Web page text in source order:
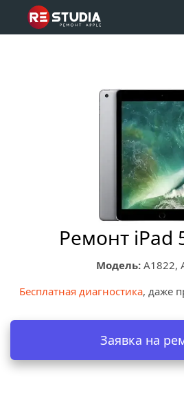
Ремонт iPad
Модель: A1822,
Бесплатная диагностика, даже
Заявка на